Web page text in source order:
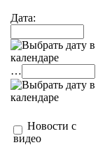
Дата:
…
Новости с
видео